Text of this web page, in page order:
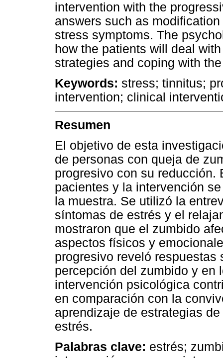
intervention with the
answers such as
stress symptoms. The
how the patients will deal
strategies and coping with
Keywords: stress; tinnitus;
intervention; clinical
Resumen
El objetivo de esta
de personas con queja de
progresivo con su reducción.
pacientes y la intervención
la muestra. Se utilizó la
síntomas de estrés y el
mostraron que el zumbido
aspectos físicos y
progresivo reveló
percepción del zumbido y en
intervención psicológica
en comparación con la
aprendizaje de estrategias
estrés.
Palabras clave: estrés;